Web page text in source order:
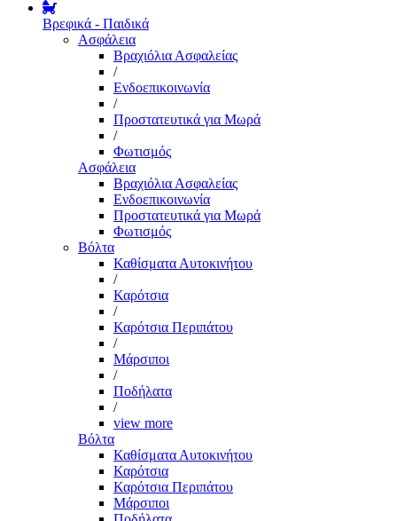
Βρεφικά - Παιδικά
Ασφάλεια
Βραχιόλια Ασφαλείας
/
Ενδοεπικοινωνία
/
Προστατευτικά για Μωρά
/
Φωτισμός
Ασφάλεια
Βραχιόλια Ασφαλείας
Ενδοεπικοινωνία
Προστατευτικά για Μωρά
Φωτισμός
Βόλτα
Καθίσματα Αυτοκινήτου
/
Καρότσια
/
Καρότσια Περιπάτου
/
Μάρσιποι
/
Ποδήλατα
/
view more
Βόλτα
Καθίσματα Αυτοκινήτου
Καρότσια
Καρότσια Περιπάτου
Μάρσιποι